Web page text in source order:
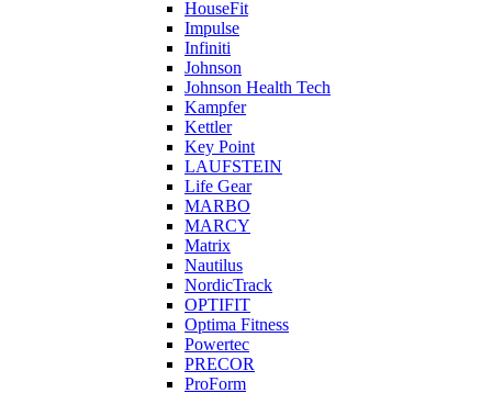
HouseFit
Impulse
Infiniti
Johnson
Johnson Health Tech
Kampfer
Kettler
Key Point
LAUFSTEIN
Life Gear
MARBO
MARCY
Matrix
Nautilus
NordicTrack
OPTIFIT
Optima Fitness
Powertec
PRECOR
ProForm